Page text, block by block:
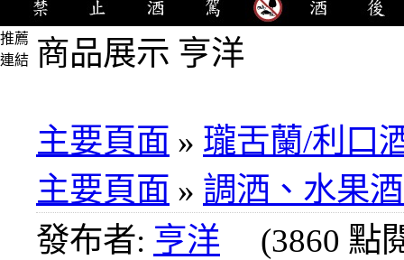
推薦
連結 商品展示 亨洋
主要頁面 » 瓏舌蘭/利口
主要頁面 » 調洒、水果
發布者: 亨洋 (3860 點